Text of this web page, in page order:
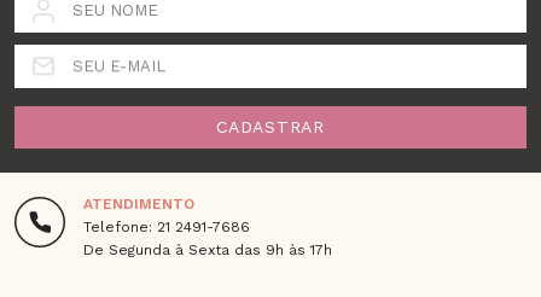
SEU NOME
SEU E-MAIL
CADASTRAR
ATENDIMENTO
Telefone: 21 2491-7686
De Segunda à Sexta das 9h às 17h